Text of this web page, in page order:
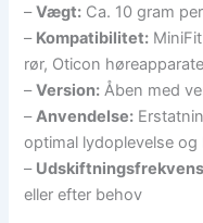
–Vægt: Ca. 10 gram
– Kompatibilitet:
rør, Oticon
–Version: Åben med
– Anvendelse:
optimal lydoplevelse
–
eller efter behov